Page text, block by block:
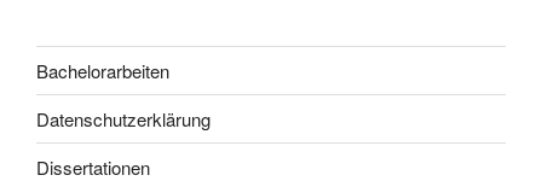
Bachelorarbeiten
Datenschutzerklärung
Dissertationen